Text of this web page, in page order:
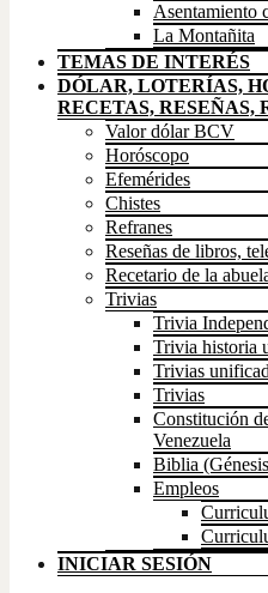
Asentamiento
La Montañita
TEMAS DE INTERÉS
DÓLAR, LOTERÍAS,
RECETAS, RESEÑAS,
Valor dólar BCV
Horóscopo
Efemérides
Chistes
Refranes
Reseñas de libros,
Recetario de la
Trivias
Trivia
Trivia historia
Trivias
Trivias
Constitución
Venezuela
Biblia
Empleos
INICIAR SESIÓN